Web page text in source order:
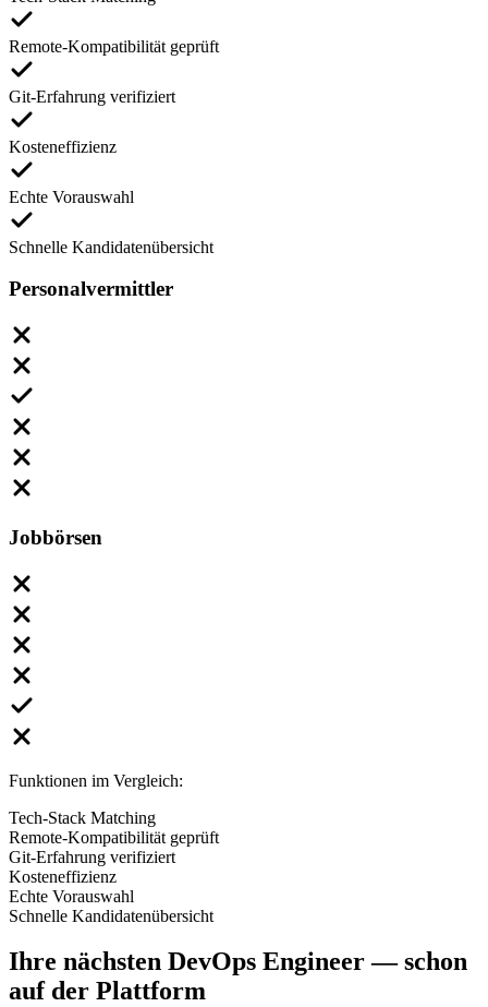
Remote-Kompatibilität geprüft
Git-Erfahrung verifiziert
Kosteneffizienz
Echte Vorauswahl
Schnelle Kandidatenübersicht
Personalvermittler
Jobbörsen
Funktionen im Vergleich:
Tech-Stack Matching
Remote-Kompatibilität geprüft
Git-Erfahrung verifiziert
Kosteneffizienz
Echte Vorauswahl
Schnelle Kandidatenübersicht
Ihre nächsten DevOps Engineer— schon
auf der Plattform